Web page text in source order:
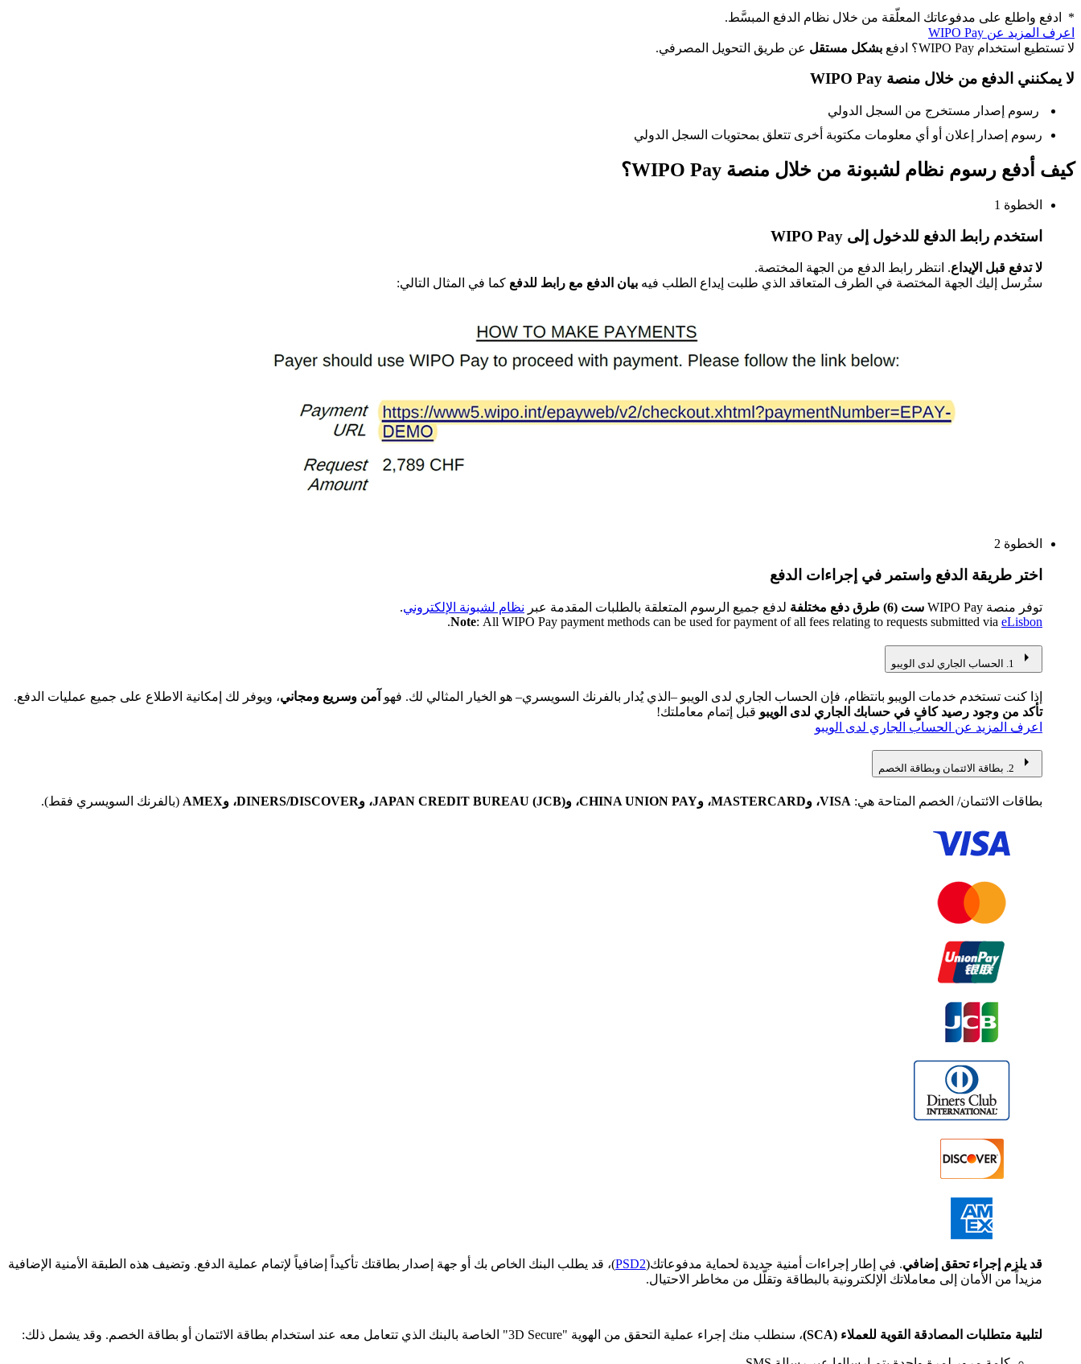
* ادفع واطلع على مدفوعاتك المعلّقة من خلال نظام الدفع المبسَّط.
اعرف المزيد عن WIPO Pay
لا تستطيع استخدام WIPO Pay؟ ادفع
بشكل مستقل عن طريق التحويل المصرفي.
لا يمكنني الدفع من خلال منصة WIPO Pay
رسوم إصدار مستخرج من السجل الدولي
​​​​​​​رسوم إصدار إعلان أو أي معلومات مكتوبة أخرى تتعلق بمحتويات السجل الدولي
كيف أدفع رسوم نظام لشبونة من خلال منصة WIPO Pay؟
الخطوة 1
استخدم رابط الدفع للدخول إلى WIPO Pay
لا تدفع قبل الإيداع. انتظر رابط الدفع من الجهة المختصة.
ستُرسل إليك الجهة المختصة في الطرف المتعاقد الذي طلبت إيداع الطلب فيه بيان الدفع مع رابط للدفع كما في المثال التالي:
الخطوة 2
اختر طريقة الدفع واستمر في إجراءات الدفع
توفر منصة WIPO Pay ست (6) طرق دفع مختلفة لدفع جميع الرسوم المتعلقة بالطلبات المقدمة عبر نظام لشبونة الإلكتروني.
Note: All WIPO Pay payment methods can be used for payment of all fees relating to requests submitted via eLisbon
.
arrow_right 1. الحساب الجاري لدى الويبو
إذا كنت تستخدم خدمات الويبو بانتظام، فإن الحساب الجاري لدى الويبو –الذي يُدار بالفرنك السويسري– هو الخيار المثالي لك. فهو آمن وسريع ومجاني، ويوفر لك إمكانية الاطلاع على جميع عمليات الدفع.
تأكد من وجود رصيد كافٍ في حسابك الجاري لدى الويبو قبل إتمام معاملتك!
اعرف المزيد عن الحساب الجاري لدى الويبو
arrow_right 2. بطاقة الائتمان وبطاقة الخصم
بطاقات الائتمان/ الخصم المتاحة هي: VISA، وMASTERCARD، وCHINA UNION PAY، وJAPAN CREDIT BUREAU (JCB)، وDINERS/DISCOVER، وAMEX (بالفرنك السويسري فقط).
قد يلزم إجراء تحقق إضافي. في إطار إجراءات أمنية جديدة لحماية مدفوعاتك(PSD2)، قد يطلب البنك الخاص بك أو جهة إصدار بطاقتك تأكيداً إضافياً لإتمام عملية الدفع. وتضيف هذه الطبقة الأمنية الإضافية
مزيداً من الأمان إلى معاملاتك الإلكترونية بالبطاقة وتقلّل من مخاطر الاحتيال.
لتلبية متطلبات المصادقة القوية للعملاء (SCA) ، سنطلب منك إجراء عملية التحقق من الهوية "3D Secure" الخاصة بالبنك الذي تتعامل معه عند استخدام بطاقة الائتمان أو بطاقة الخصم. وقد يشمل ذلك: